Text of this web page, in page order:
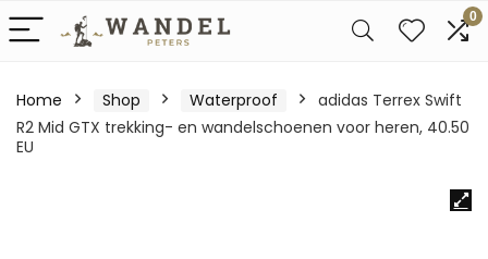
0
Home Shop Waterproof
adidas Terrex Swift
R2 Mid GTX trekking- en wandelschoenen voor heren, 40.50
EU